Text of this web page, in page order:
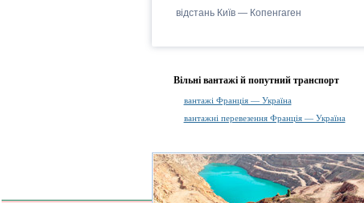
відстань Київ — Копенгаген
Вільні вантажі й попутний транспорт
вантажі Франція — Україна
вантажні перевезення Франція — Україна